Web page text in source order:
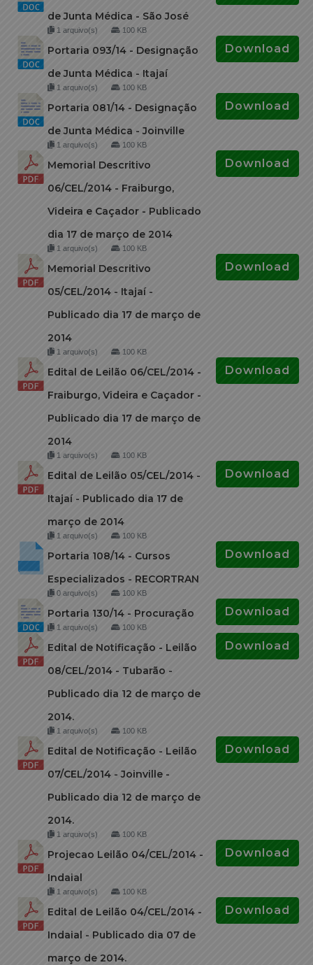
de Junta Médica - São José
1 arquivo(s) 100 KB
Portaria 093/14 - Designação
de Junta Médica - Itajaí
1 arquivo(s) 100 KB
Download
Portaria 081/14 - Designação
de Junta Médica - Joinville
1 arquivo(s) 100 KB
Download
Memorial Descritivo
06/CEL/2014 - Fraiburgo,
Videira e Caçador - Publicado
dia 17 de março de 2014
1 arquivo(s) 100 KB
Download
Memorial Descritivo
05/CEL/2014 - Itajaí -
Publicado dia 17 de março de
2014
1 arquivo(s) 100 KB
Download
Edital de Leilão 06/CEL/2014 -
Fraiburgo, Videira e Caçador -
Publicado dia 17 de março de
2014
1 arquivo(s) 100 KB
Download
Edital de Leilão 05/CEL/2014 -
Itajaí - Publicado dia 17 de
março de 2014
1 arquivo(s) 100 KB
Download
Portaria 108/14 - Cursos
Especializados - RECORTRAN
0 arquivo(s) 100 KB
Download
Portaria 130/14 - Procuração
1 arquivo(s) 100 KB
Download
Edital de Notificação - Leilão
08/CEL/2014 - Tubarão -
Publicado dia 12 de março de
2014.
1 arquivo(s) 100 KB
Download
Edital de Notificação - Leilão
07/CEL/2014 - Joinville -
Publicado dia 12 de março de
2014.
1 arquivo(s) 100 KB
Download
Projecao Leilão 04/CEL/2014 -
Indaial
1 arquivo(s) 100 KB
Download
Edital de Leilão 04/CEL/2014 -
Indaial - Publicado dia 07 de
março de 2014.
Download